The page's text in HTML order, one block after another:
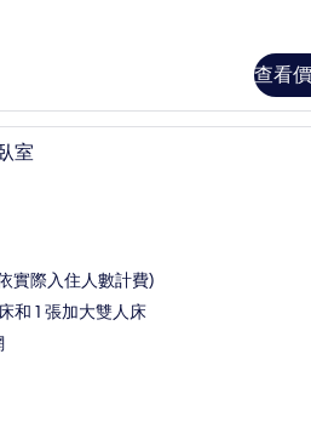
查看
豪華套房, 2 間臥室 | 起居區
室
實際入住人數計費)
和 1 張加大雙人床